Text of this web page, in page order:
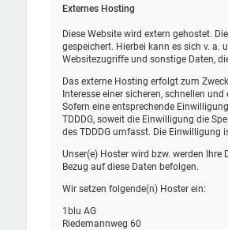
Externes Hosting
Diese Website wird extern gehostet.
gespeichert. Hierbei kann es sich v.
Websitezugriffe und sonstige Daten,
Das externe Hosting erfolgt zum
Interesse einer sicheren, schnellen
Sofern eine entsprechende
TDDDG, soweit die Einwilligung die
des TDDDG umfasst. Die Einwilligung
Unser(e) Hoster wird bzw. werden
Bezug auf diese Daten befolgen.
Wir setzen folgende(n) Hoster ein:
1blu AG
Riedemannweg 60